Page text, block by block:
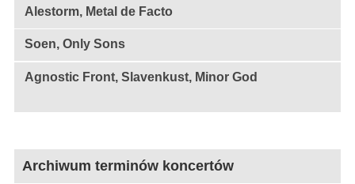
Alestorm, Metal de Facto
Soen, Only Sons
Agnostic Front, Slavenkust, Minor God
Archiwum terminów koncertów